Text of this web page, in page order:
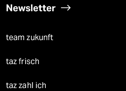
Newsletter
team zukunft
taz frisch
taz zahl ich